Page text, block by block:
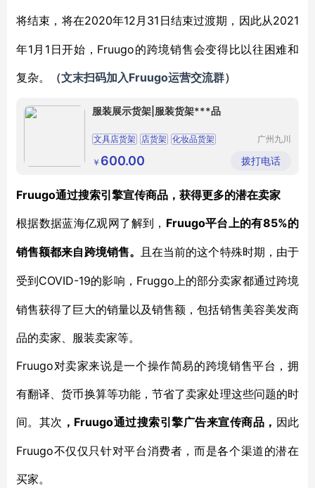
将结束，将在2020年12月31日结束过渡期，因此从2021
年1月1日开始，Fruugo的跨境销售会变得比以往困难和
复杂。
（文末扫码加 入Fruugo运营交流群）
服装展示货架|服装货架***品
文具店货架 店货架 化妆品货架
广州九川
公司
￥ 600.00 拨打电话
Fruugo通过搜索引擎宣传商品，获得更多的潜在卖家
根据数据蓝海亿观网了解到， Fruugo平台上的有85%的
销售额都来自跨境销售。 且在当前的这个特殊时期，由于
受到 COVID-19的影响，Fruggo上的部分卖家都通过跨境
销售获得了巨大的销量以及销售额，包括销售美容美发商
品的卖家、服装卖家等。
Fruugo对卖家来说是一个操作简易的跨境销售平台，拥
有翻译、货币换算等功能，节省了卖家处理这些问题的时
间。其次 ， Fruugo通过搜索引擎广告来宣传商品， 因此
Fruugo不仅仅只针对平台消费者，而是各个渠道的潜在
买家。